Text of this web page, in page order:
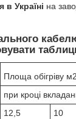
Україні на
Площа обігріву
при кроці
12,5
10